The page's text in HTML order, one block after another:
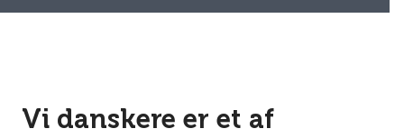
Vi danskere er et af